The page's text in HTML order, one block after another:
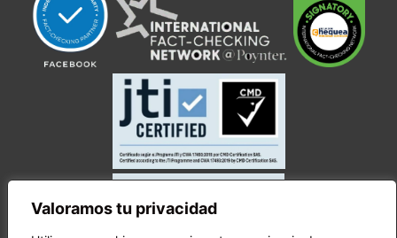
Valoramos tu privacidad